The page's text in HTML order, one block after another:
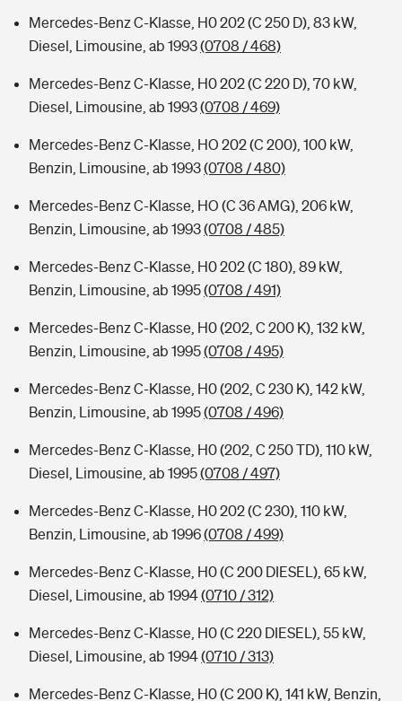
Sie haben Fragen?
Mercedes-Benz C-Klasse, H0 202 (C 250 D), 83 kW,
Diesel, Limousine, ab 1993(0708 / 468)
Mercedes-Benz C-Klasse, H0 202 (C 220 D), 70 kW,
Diesel, Limousine, ab 1993(0708 / 469)
Mercedes-Benz C-Klasse, HO 202 (C 200), 100 kW,
Benzin, Limousine, ab 1993(0708 / 480)
Mercedes-Benz C-Klasse, HO (C 36 AMG), 206 kW,
Benzin, Limousine, ab 1993(0708 / 485)
Mercedes-Benz C-Klasse, H0 202 (C 180), 89 kW,
Benzin, Limousine, ab 1995(0708 / 491)
Mercedes-Benz C-Klasse, H0 (202, C 200 K), 132 kW,
Benzin, Limousine, ab 1995(0708 / 495)
Mercedes-Benz C-Klasse, H0 (202, C 230 K), 142 kW,
Benzin, Limousine, ab 1995(0708 / 496)
Mercedes-Benz C-Klasse, H0 (202, C 250 TD), 110 kW,
Diesel, Limousine, ab 1995(0708 / 497)
Mercedes-Benz C-Klasse, H0 202 (C 230), 110 kW,
Benzin, Limousine, ab 1996(0708 / 499)
Mercedes-Benz C-Klasse, H0 (C 200 DIESEL), 65 kW,
Diesel, Limousine, ab 1994(0710 / 312)
Mercedes-Benz C-Klasse, H0 (C 220 DIESEL), 55 kW,
Diesel, Limousine, ab 1994(0710 / 313)
Mercedes-Benz C-Klasse, H0 (C 200 K), 141 kW, Benzin,